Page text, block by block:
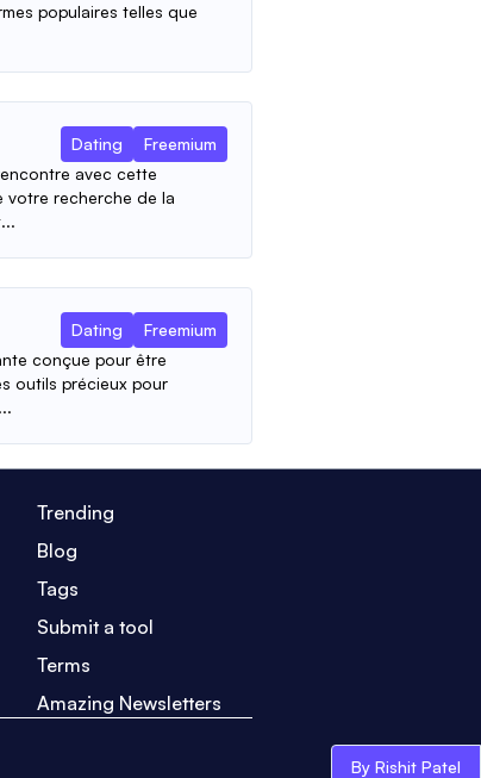
populaires telles que
Dating
Freemium
avec cette
votre recherche de la
Dating
Freemium
conçue pour être
outils précieux pour
Trending
Blog
Tags
Submit a tool
Terms
Amazing Newsletters
By Rishit Patel